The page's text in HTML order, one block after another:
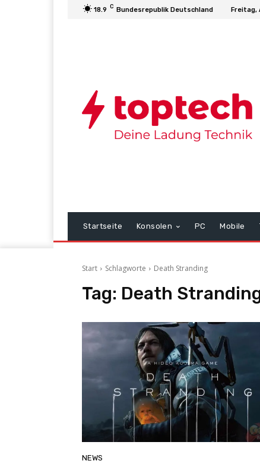
18.9 C Bundesrepublik Deutschland Freitag,
Startseite Konsolen PC Mobile
Start Schlagworte Death Stranding
Tag: Death
NEWS